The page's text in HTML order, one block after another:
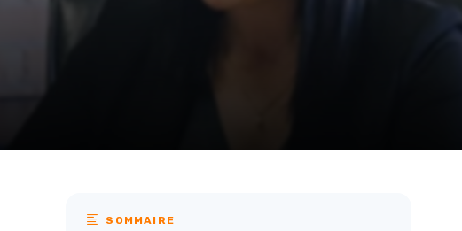
SOMMAIRE